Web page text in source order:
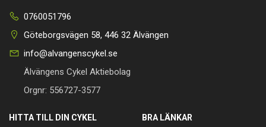
0760051796
Göteborgsvägen 58, 446 32 Älvängen
info@alvangenscykel.se
Älvängens Cykel Aktiebolag
Orgnr: 556727-3577
HITTA TILL DIN CYKEL BRA LÄNKAR